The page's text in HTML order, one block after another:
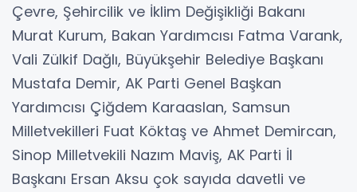
Çevre, Şehircilik ve İklim Değişikliği Bakanı
Murat Kurum, Bakan Yardımcısı Fatma Varank,
Vali Zülkif Dağlı, Büyükşehir Belediye Başkanı
Mustafa Demir, AK Parti Genel Başkan
Yardımcısı Çiğdem Karaaslan, Samsun
Milletvekilleri Fuat Köktaş ve Ahmet Demircan,
Sinop Milletvekili Nazım Maviş, AK Parti İl
Başkanı Ersan Aksu çok sayıda davetli ve